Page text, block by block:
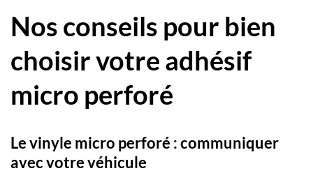
Nos conseils pour bien
choisir votre adhésif
micro perforé
Le vinyle micro perforé : communiquer
avec votre véhicule